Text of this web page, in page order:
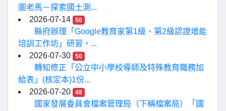
圖老馬－探索國土測...
2026-07-14
50
縣府辦理「Google教育家第1級、第2級認證增能
培訓工作坊」研習，...
2026-07-30
50
轉知修正「公立中小學校導師及特殊教育職務加
給表」(核定本)1份...
2026-07-20
48
國家發展委員會檔案管理局（下稱檔案局）「國